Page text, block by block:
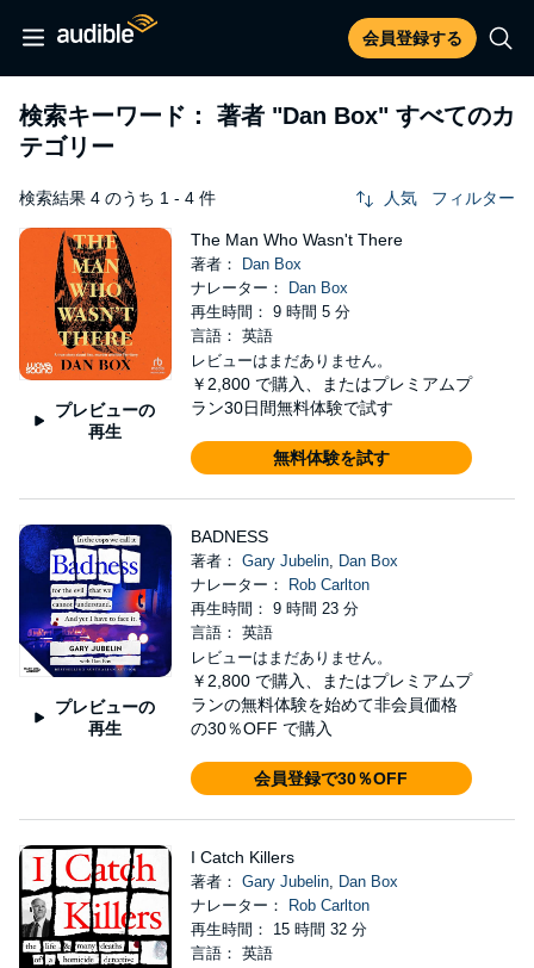
会員登録する
検索キーワード： 著者 "Dan Box" すべてのカ
テゴリー
検索結果 4 のうち 1 - 4 件 人気 フィルター
プレビューの
再生
The Man Who Wasn't There
著者：
Dan Box
ナレーター：
Dan Box
再生時間： 9 時間 5 分
言語： 英語
レビューはまだありません。
￥2,800 で購入、またはプレミアムプ
ラン30日間無料体験で試す
無料体験を試す
プレビューの
再生
BADNESS
著者： Gary Jubelin, Dan Box
ナレーター：
Rob Carlton
再生時間： 9 時間 23 分
言語： 英語
レビューはまだありません。
￥2,800 で購入、またはプレミアムプ
ランの無料体験を始めて非会員価格
の30％OFF で購入
会員登録で30％OFF
I Catch Killers
著者： Gary Jubelin, Dan Box
ナレーター：
Rob Carlton
再生時間： 15 時間 32 分
言語： 英語